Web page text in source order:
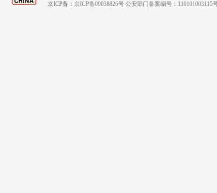
京ICP备： 京ICP备09038826号 公安部门备案编号：110101003115